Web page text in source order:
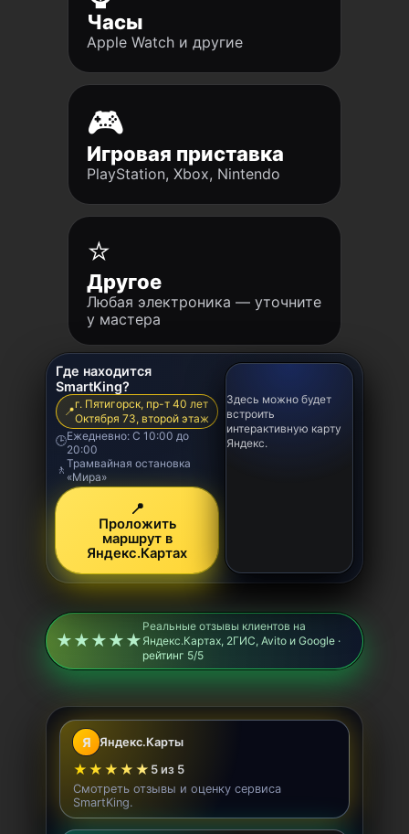
Часы
Apple Watch и другие
🎮
Игровая приставка
PlayStation, Xbox, Nintendo
⭐
Другое
Любая электроника — уточните
у мастера
Где находится
SmartKing?
📍
г. Пятигорск, пр-т 40 лет
Октября 73, второй этаж
🕒Ежедневно: С 10:00 до
20:00
🚶 Трамвайная остановка
«Мира»
📍
Проложить
маршрут в
Яндекс.Картах
Здесь можно будет
встроить
интерактивную карту
Яндекс.
★★★★★
Реальные отзывы клиентов на
Яндекс.Картах, 2ГИС, Avito и Google ·
рейтинг 5/5
Я Яндекс.Карты
★★★★★ 5 из 5
Смотреть отзывы и оценку сервиса
SmartKing.